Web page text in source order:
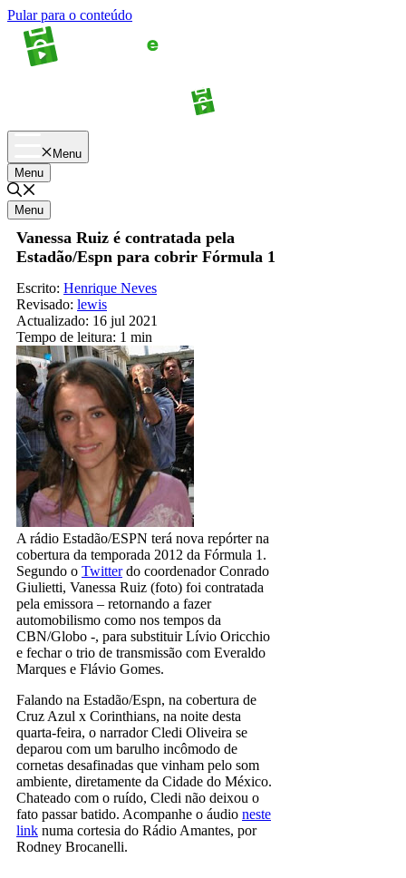
Pular para o conteúdo
Menu
Menu
Menu
Vanessa Ruiz é contratada pela
Estadão/Espn para cobrir Fórmula 1
Escrito: Henrique Neves
Revisado: lewis
Actualizado: 16 jul 2021
Tempo de leitura: 1 min
A rádio Estadão/ESPN terá nova repórter na
cobertura da temporada 2012 da Fórmula 1.
Segundo o Twitterdo coordenador Conrado
Giulietti, Vanessa Ruiz (foto) foi contratada
pela emissora – retornando a fazer
automobilismo como nos tempos da
CBN/Globo -, para substituir Lívio Oricchio
e fechar o trio de transmissão com Everaldo
Marques e Flávio Gomes.
Falando na Estadão/Espn, na cobertura de
Cruz Azul x Corinthians, na noite desta
quarta-feira, o narrador Cledi Oliveira se
deparou com um barulho incômodo de
cornetas desafinadas que vinham pelo som
ambiente, diretamente da Cidade do México.
Chateado com o ruído, Cledi não deixou o
fato passar batido. Acompanhe o áudio neste
link numa cortesia do Rádio Amantes, por
Rodney Brocanelli.